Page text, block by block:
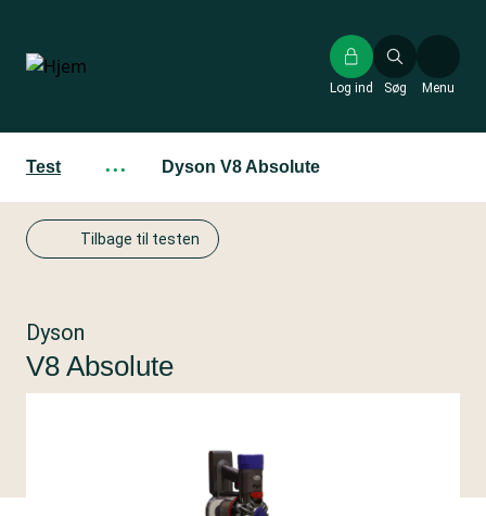
hovedindhold
Søg
Log ind Menu
Test ··· Dyson V8 Absolute
Tilbage til testen
Dyson
V8 Absolute